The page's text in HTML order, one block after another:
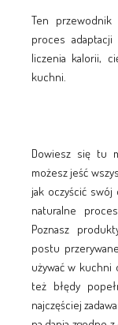
Ten
proces
liczenia kalorii,
kuchni.
Dowiesz się tu
możesz jeść
jak oczyścić swój
naturalne
Poznasz
postu
używać w
też błędy
najczęściej